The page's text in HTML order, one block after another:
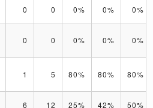
0 0 0% 0% 0%
0 0 0% 0% 0%
1 5 80% 80% 80%
6 12 25% 42% 50%